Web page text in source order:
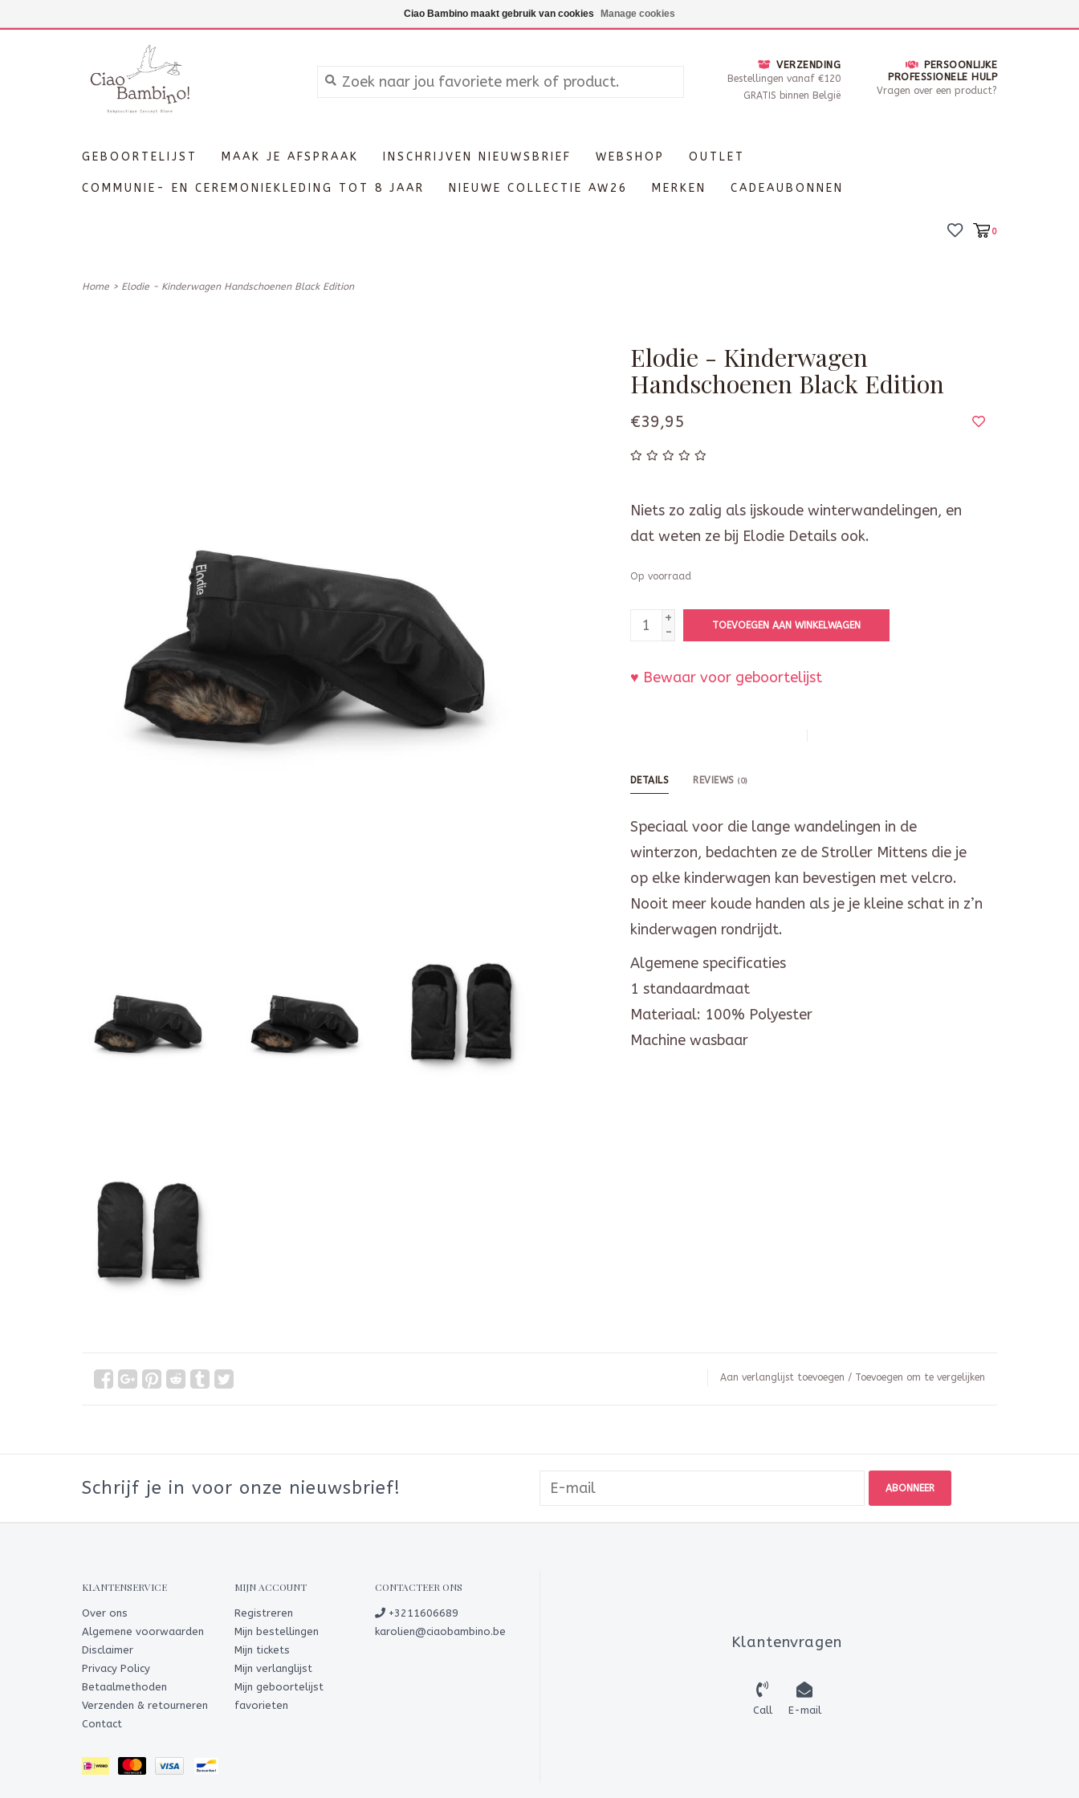
Maandag enkel op afspraak, Dinsdag - Zaterdag open van 10 - 17u30
VERZENDING
Bestellingen vanaf €120
GRATIS binnen België
PERSOONLIJKE
PROFESSIONELE HULP
Vragen over een product?
GEBOORTELIJST MAAK JE AFSPRAAK INSCHRIJVEN NIEUWSBRIEF WEBSHOP OUTLET
COMMUNIE- EN CEREMONIEKLEDING TOT 8 JAAR NIEUWE COLLECTIE AW26 MERKEN CADEAUBONNEN
0
Home > Elodie - Kinderwagen Handschoenen Black Edition
Elodie - Kinderwagen
Handschoenen Black Edition
€39,95
Niets zo zalig als ijskoude winterwandelingen, en
dat weten ze bij Elodie Details ook.
Op voorraad
+
-
TOEVOEGEN AAN WINKELWAGEN
♥ Bewaar voor geboortelijst
DETAILS REVIEWS (0)
Speciaal voor die lange wandelingen in de
winterzon, bedachten ze de Stroller Mittens die je
op elke kinderwagen kan bevestigen met velcro.
Nooit meer koude handen als je je kleine schat in z’n
kinderwagen rondrijdt.
Algemene specificaties
1 standaardmaat
Materiaal: 100% Polyester
Machine wasbaar
Aan verlanglijst toevoegen / Toevoegen om te vergelijken
Schrijf je in voor onze nieuwsbrief! ABONNEER
KLANTENSERVICE
Over ons
Algemene voorwaarden
Disclaimer
Privacy Policy
Betaalmethoden
Verzenden & retourneren
Contact
MIJN ACCOUNT
Registreren
Mijn bestellingen
Mijn tickets
Mijn verlanglijst
Mijn geboortelijst
favorieten
CONTACTEER ONS
+3211606689
karolien@ciaobambino.be
Klantenvragen
Call E-mail
Ciao Bambino maakt gebruik van cookies Manage cookies